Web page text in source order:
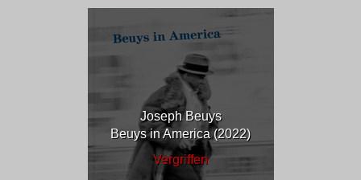
Joseph Beuys
Beuys in America (2022)
Vergriffen